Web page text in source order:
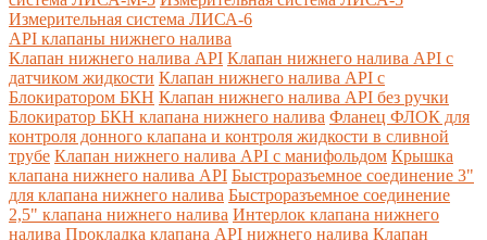
Измерительная система ЛИСА-6
API клапаны нижнего налива
Клапан нижнего налива API Клапан нижнего налива API с
датчиком жидкости Клапан нижнего налива API с
Блокиратором БКН Клапан нижнего налива API без ручки
Блокиратор БКН клапана нижнего налива Фланец ФЛОК для
контроля донного клапана и контроля жидкости в сливной
трубе Клапан нижнего налива API с манифольдом Крышка
клапана нижнего налива API Быстроразъемное соединение 3"
для клапана нижнего налива Быстроразъемное соединение
2,5" клапана нижнего налива Интерлок клапана нижнего
налива Прокладка клапана API нижнего налива Клапан